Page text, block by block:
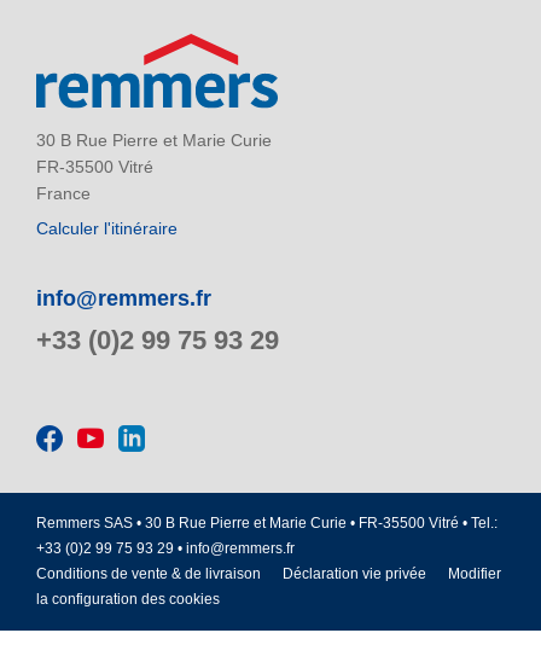
30 B Rue Pierre et Marie Curie
FR-35500 Vitré
France
Calculer l'itinéraire
info@remmers.fr
+33 (0)2 99 75 93 29
Remmers SAS • 30 B Rue Pierre et Marie Curie • FR-35500 Vitré • Tel.:
+33 (0)2 99 75 93 29 • info@remmers.fr
Conditions de vente & de livraison
Déclaration vie privée
Modifier
la configuration des cookies